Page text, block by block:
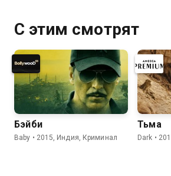
С этим смотрят
Бэйби
Baby • 2015, Индия, Криминал
Тьма
Dark •